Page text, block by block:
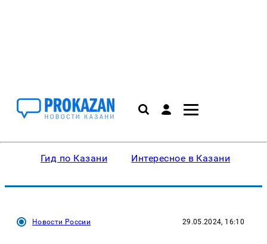
Гид по Казани Интересное в Казани
Новости России 29.05.2024, 16:10